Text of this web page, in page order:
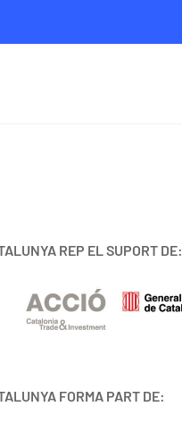
REP EL SUPORT DE:
FORMA PART DE: